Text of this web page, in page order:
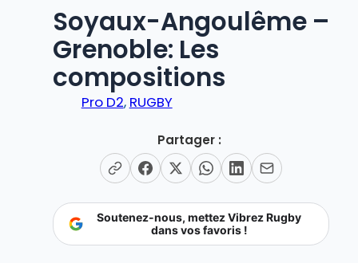
Soyaux-Angoulême –
Grenoble: Les
compositions
Pro D2, RUGBY
Partager :
Soutenez-nous, mettez Vibrez Rugby
dans vos favoris !